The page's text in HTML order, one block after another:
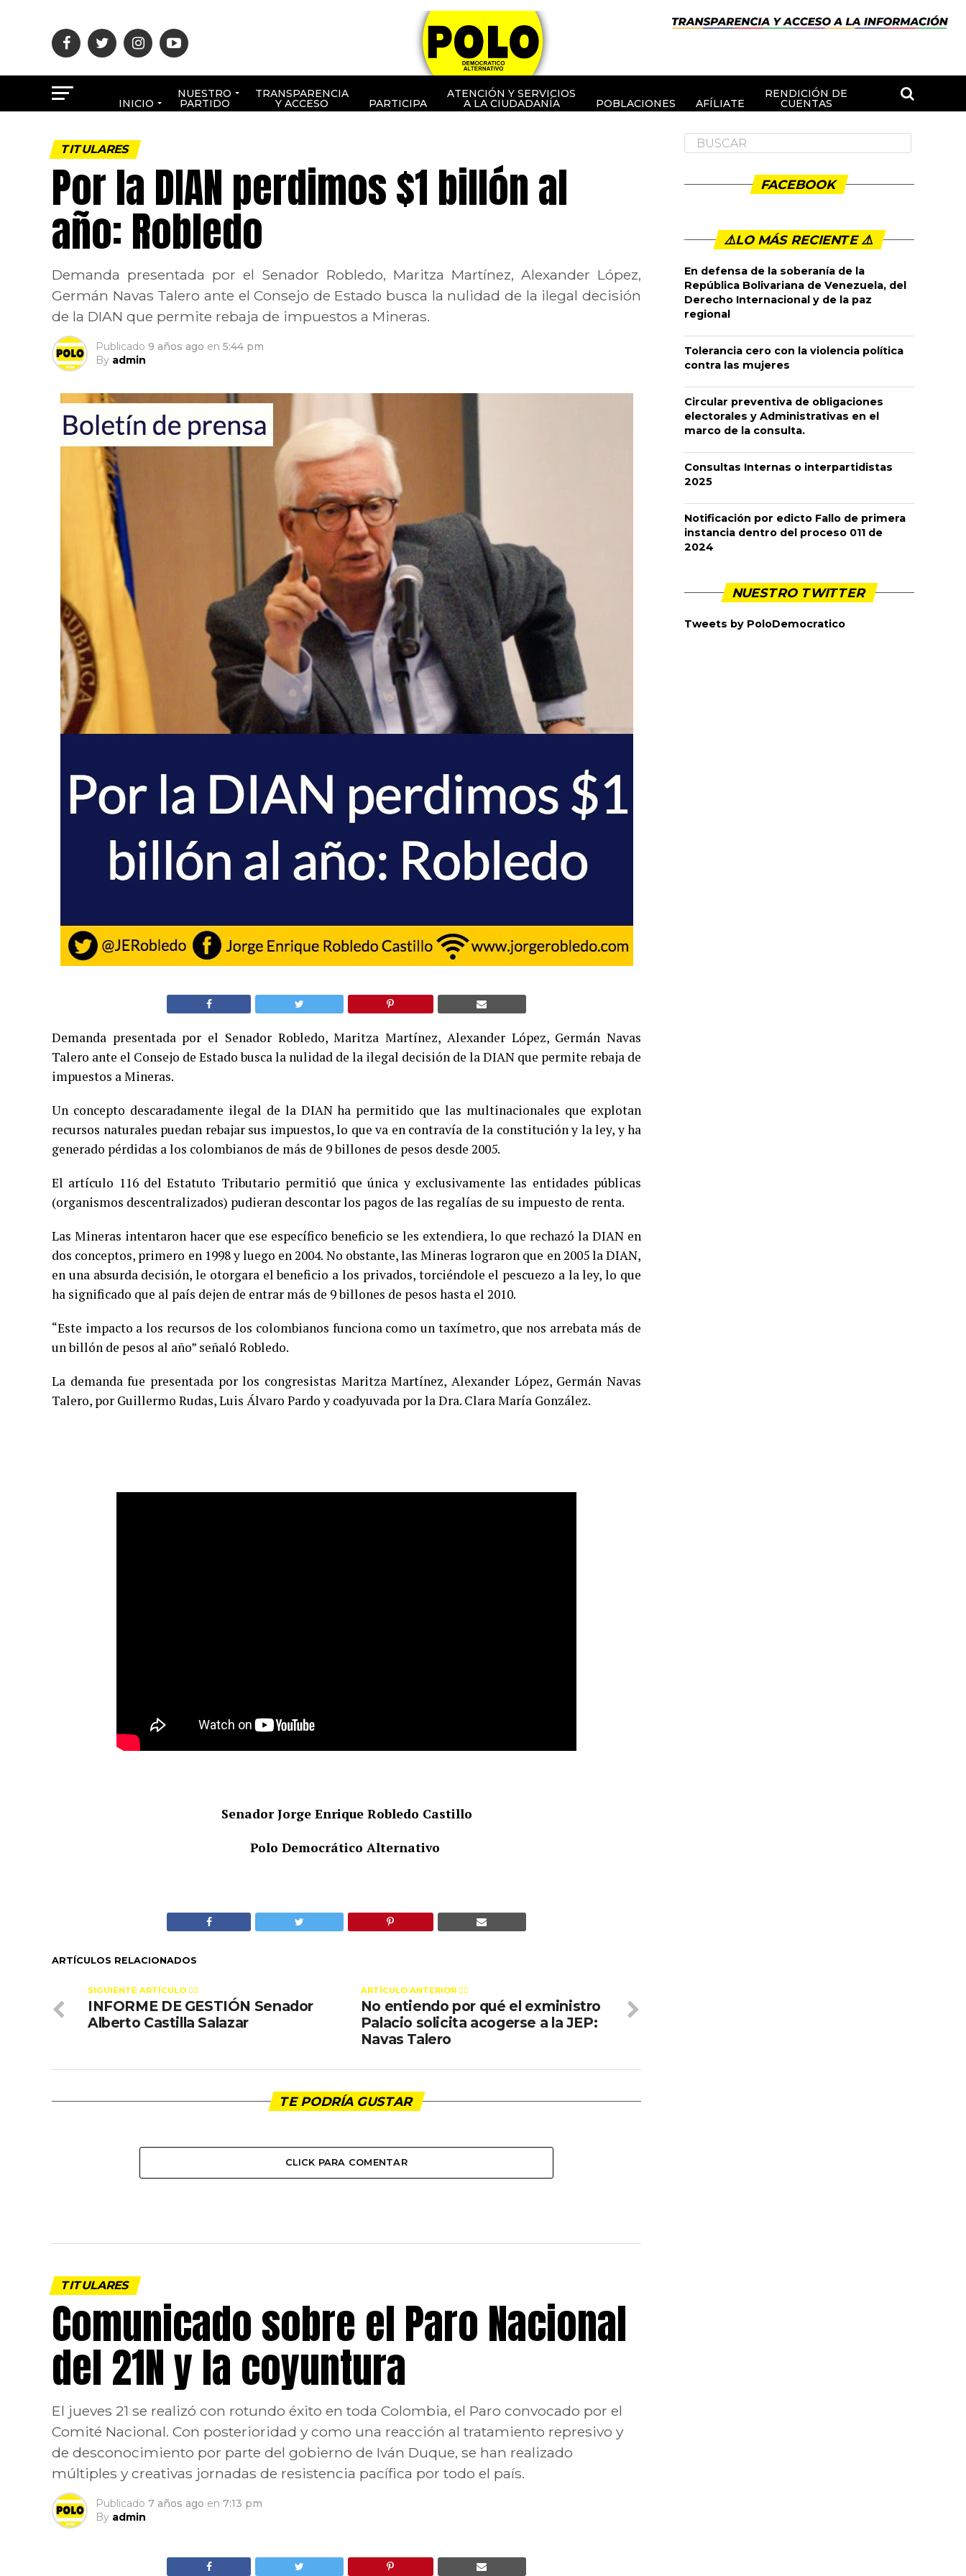
INICIO
NUESTRO
PARTIDO
TRANSPARENCIA
Y ACCESO PARTICIPA
ATENCIÓN Y SERVICIOS
A LA CIUDADANÍA POBLACIONES AFÍLIATE
RENDICIÓN DE
CUENTAS
TITULARES
Por la DIAN perdimos $1 billón al
año: Robledo
Demanda presentada por el Senador Robledo, Maritza Martínez, Alexander López,
Germán Navas Talero ante el Consejo de Estado busca la nulidad de la ilegal decisión
de la DIAN que permite rebaja de impuestos a Mineras.
Publicado 9 años ago en 5:44 pm
By admin
Demanda presentada por el Senador Robledo, Maritza Martínez, Alexander López, Germán Navas
Talero ante el Consejo de Estado busca la nulidad de la ilegal decisión de la DIAN que permite rebaja de
impuestos a Mineras.
Un concepto descaradamente ilegal de la DIAN ha permitido que las multinacionales que explotan
recursos naturales puedan rebajar sus impuestos, lo que va en contravía de la constitución y la ley, y ha
generado pérdidas a los colombianos de más de 9 billones de pesos desde 2005.
El artículo 116 del Estatuto Tributario permitió que única y exclusivamente las entidades públicas
(organismos descentralizados) pudieran descontar los pagos de las regalías de su impuesto de renta.
Las Mineras intentaron hacer que ese específico beneficio se les extendiera, lo que rechazó la DIAN en
dos conceptos, primero en 1998 y luego en 2004. No obstante, las Mineras lograron que en 2005 la DIAN,
en una absurda decisión, le otorgara el beneficio a los privados, torciéndole el pescuezo a la ley, lo que
ha significado que al país dejen de entrar más de 9 billones de pesos hasta el 2010.
“Este impacto a los recursos de los colombianos funciona como un taxímetro, que nos arrebata más de
un billón de pesos al año” señaló Robledo.
La demanda fue presentada por los congresistas Maritza Martínez, Alexander López, Germán Navas
Talero, por Guillermo Rudas, Luis Álvaro Pardo y coadyuvada por la Dra. Clara María González.
Senador Jorge Enrique Robledo Castillo
Polo Democrático Alternativo
ARTÍCULOS RELACIONADOS
ARTÍCULO ANTERIOR 👉🏻
No entiendo por qué el exministro
Palacio solicita acogerse a la JEP:
Navas Talero
SIGUIENTE ARTÍCULO 👈🏻
INFORME DE GESTIÓN Senador
Alberto Castilla Salazar
TE PODRÍA GUSTAR
CLICK PARA COMENTAR
TITULARES
Comunicado sobre el Paro Nacional
del 21N y la coyuntura
El jueves 21 se realizó con rotundo éxito en toda Colombia, el Paro convocado por el
Comité Nacional. Con posterioridad y como una reacción al tratamiento represivo y
de desconocimiento por parte del gobierno de Iván Duque, se han realizado
múltiples y creativas jornadas de resistencia pacífica por todo el país.
Publicado 7 años ago en 7:13 pm
By admin
FACEBOOK
⚠️LO MÁS RECIENTE ⚠️️
En defensa de la soberanía de la
República Bolivariana de Venezuela, del
Derecho Internacional y de la paz
regional
Tolerancia cero con la violencia política
contra las mujeres
Circular preventiva de obligaciones
electorales y Administrativas en el
marco de la consulta.
Consultas Internas o interpartidistas
2025
Notificación por edicto Fallo de primera
instancia dentro del proceso 011 de
2024
NUESTRO TWITTER
Tweets by PoloDemocratico